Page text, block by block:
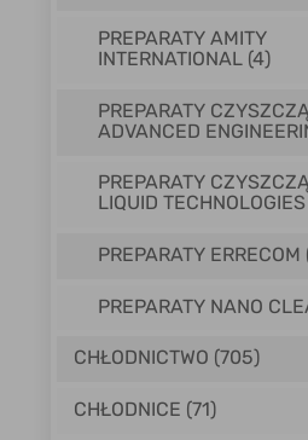
PREPARATY AMITY
INTERNATIONAL (4)
PREPARATY
ADVANCED
PREPARATY
LIQUID TECHNOLOGIES
PREPARATY ERRECOM
PREPARATY NANO
CHŁODNICTWO (705)
CHŁODNICE (71)